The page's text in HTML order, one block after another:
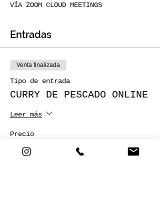
VÍA ZOOM CLOUD MEETINGS
Entradas
Venta finalizada
Tipo de entrada
CURRY DE PESCADO ONLINE
Leer más
Precio
15.000 COP